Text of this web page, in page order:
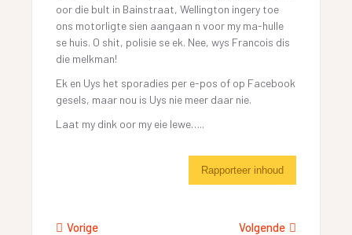
oor die bult in Bainstraat, Wellington ingery toe
ons motorligte sien aangaan n voor my ma-hulle
se huis. O shit, polisie se ek. Nee, wys Francois dis
die melkman!
Ek en Uys het sporadies per e-pos of op Facebook
gesels, maar nou is Uys nie meer daar nie.
Laat my dink oor my eie lewe…..
Rapporteer inhoud
Vorige Volgende